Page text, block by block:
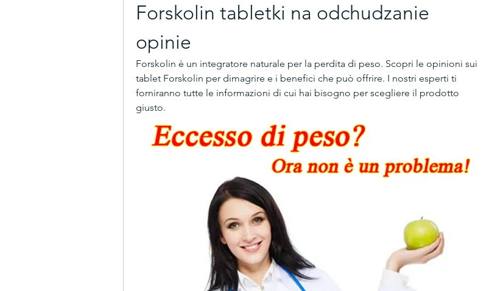
Forskolin tabletki na odchudzanie
opinie
Forskolin è un integratore naturale per la perdita di peso. Scopri le opinioni sui
tablet Forskolin per dimagrire e i benefici che può offrire. I nostri esperti ti
forniranno tutte le informazioni di cui hai bisogno per scegliere il prodotto
giusto.